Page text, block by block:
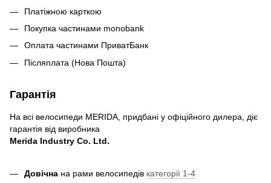
Платіжною карткою
Покупка частинами monobank
Оплата частинами ПриватБанк
Післяплата (Нова Пошта)
Гарантія
На всі велосипеди MERIDA, придбані у офіційного дилера, діє
гарантія від виробника
Merida Industry Co. Ltd.
Довічна на рами велосипедів категорії 1-4